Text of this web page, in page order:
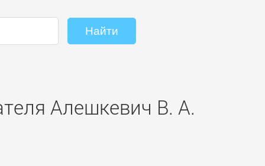
Алешкевич В. А.